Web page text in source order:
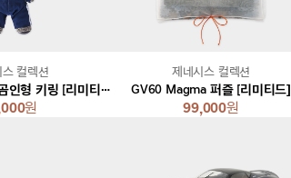
재키익스 에디션 곰인형 키링 [리미티드]
원
컬렉션
GV60 Magma 퍼즐 [리미티드]
99,000원
제네시스 컬렉션